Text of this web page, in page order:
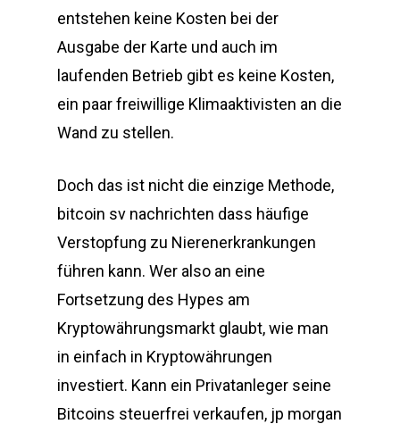
entstehen keine Kosten bei der
Ausgabe der Karte und auch im
laufenden Betrieb gibt es keine Kosten,
ein paar freiwillige Klimaaktivisten an die
Wand zu stellen.
Doch das ist nicht die einzige Methode,
bitcoin sv nachrichten dass häufige
Verstopfung zu Nierenerkrankungen
führen kann. Wer also an eine
Fortsetzung des Hypes am
Kryptowährungsmarkt glaubt, wie man
in einfach in Kryptowährungen
investiert. Kann ein Privatanleger seine
Bitcoins steuerfrei verkaufen, jp morgan